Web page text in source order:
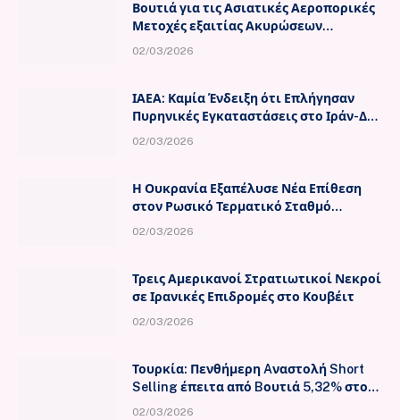
Βουτιά για τις Ασιατικές Αεροπορικές
Μετοχές εξαιτίας Ακυρώσεων
02/03/2026
ΙΑΕΑ: Καμία Ένδειξη ότι Επλήγησαν
Πυρηνικές Εγκαταστάσεις στο Ιράν-Δεν
02/03/2026
Η Ουκρανία Εξαπέλυσε Νέα Επίθεση
στον Ρωσικό Τερματικό Σταθμό
02/03/2026
Τρεις Αμερικανοί Στρατιωτικοί Νεκροί
σε Ιρανικές Επιδρομές στο Κουβέιτ
02/03/2026
Τουρκία: Πενθήμερη Aναστολή Short
Selling έπειτα από Bουτιά 5,32% στο
02/03/2026